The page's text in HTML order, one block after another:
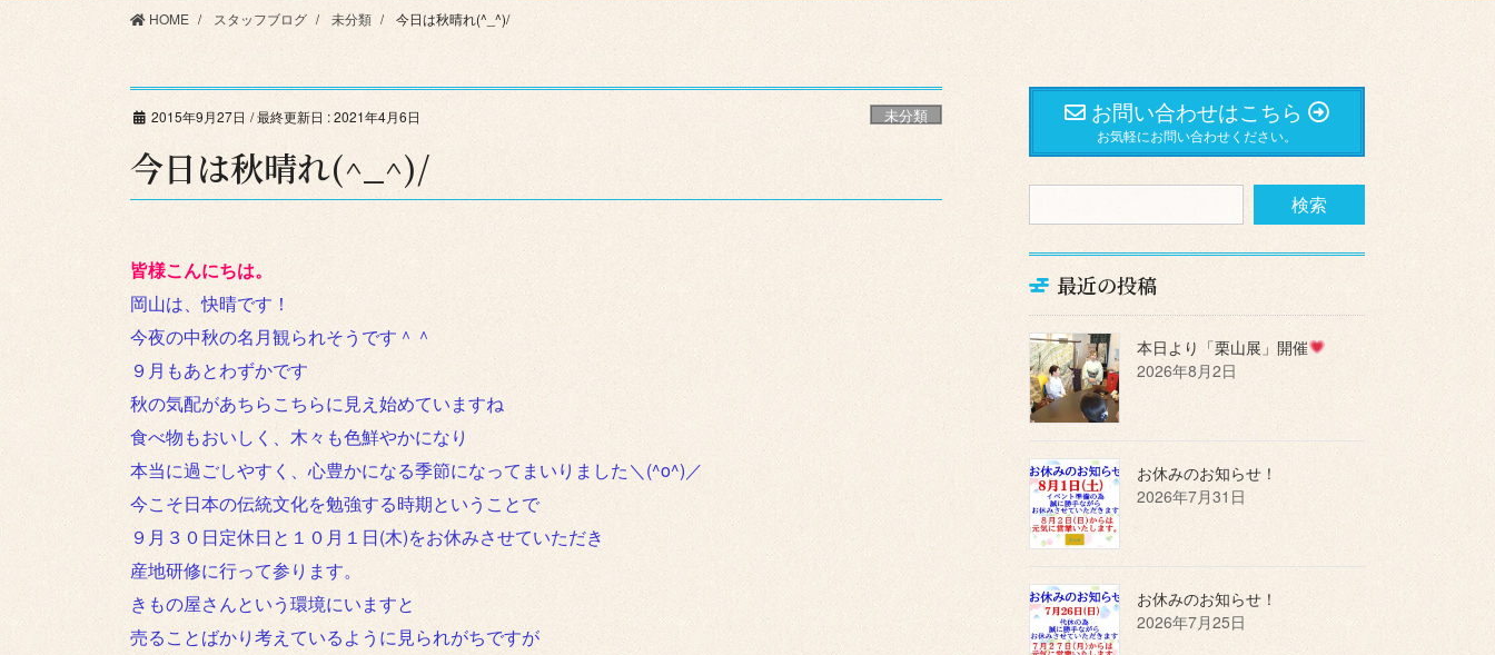
HOME スタッフブログ 未分類 今日は秋晴れ(^_^)/
2015年9月27日 / 最終更新日 :2021年4月6日 未分類
今日は秋晴れ(^_^)/
皆様こんにちは。
岡山は、快晴です！
今夜の中秋の名月観られそうです＾＾
９月もあとわずかです
秋の気配があちらこちらに見え始めていますね
食べ物もおいしく、木々も色鮮やかになり
本当に過ごしやすく、心豊かになる季節になってまいりました＼(^o^)／
今こそ日本の伝統文化を勉強する時期ということで
９月３０日定休日と１０月１日(木)をお休みさせていただき
産地研修に行って参ります。
きもの屋さんという環境にいますと
売ることばかり考えているように見られがちですが
お問い合わせはこちら
お気軽にお問い合わせください。
最近の投稿
本日より「栗山展」開催
2026年8月2日
お休みのお知らせ！
2026年7月31日
お休みのお知らせ！
2026年7月25日